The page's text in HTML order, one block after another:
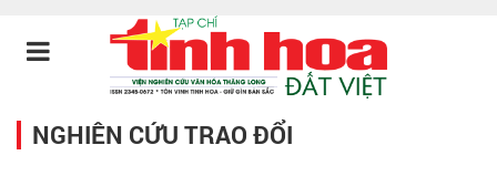
NGHIÊN CỨU TRAO ĐỔI